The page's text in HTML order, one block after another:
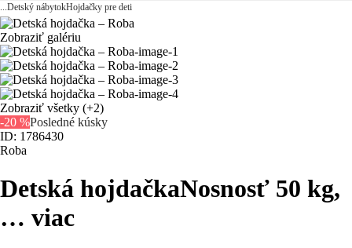
...Detský nábytokHojdačky pre deti
Zobraziť galériu
Zobraziť všetky (+2)
-20 %Posledné kúsky
ID: 1786430
Roba
Detská hojdačkaNosnosť 50 kg,
… viac